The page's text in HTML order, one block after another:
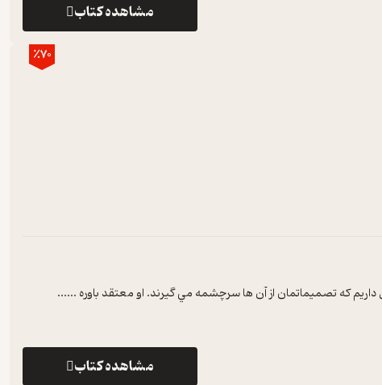
مشاهده کتاب
٪70
که تصميماتمان از آن ها سرچشمه مي گيرند. او معتقد باوره ......
مشاهده کتاب